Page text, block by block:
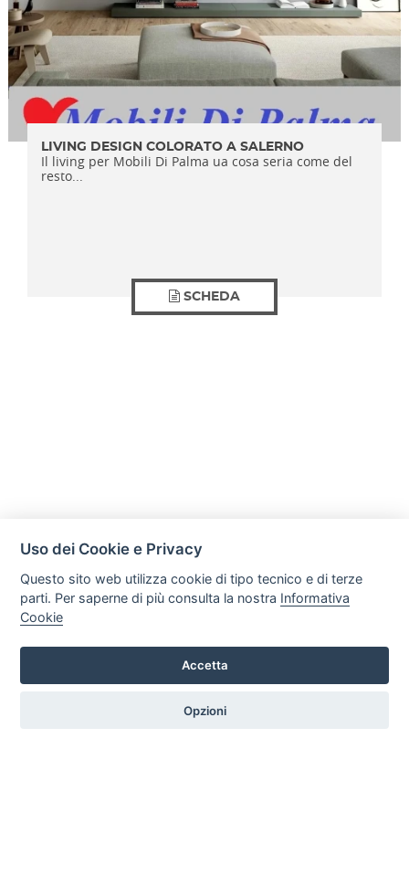
LIVING DESIGN COLORATO A SALERNO
Il living per Mobili Di Palma ua cosa seria come del
resto...
SCHEDA
Mobili Di Palma
Via di Ogliara 89, 84135, Salerno
Tel. +39 089281193 / +39 3358372617 Email:
Uso dei Cookie e Privacy
Questo sito web utilizza cookie di tipo tecnico e di terze
parti. Per saperne di più consulta la nostra Informativa
Cookie
Accetta
Opzioni